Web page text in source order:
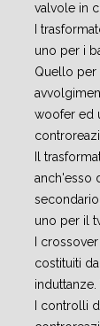
valvole in
I
uno per i
Quello per
woofer ed
Il
anch'esso
uno per il
I
costituiti
I controlli